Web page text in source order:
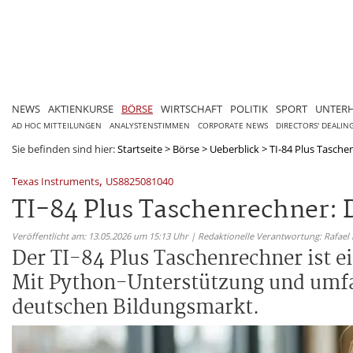
NEWS AKTIENKURSE BÖRSE WIRTSCHAFT POLITIK SPORT
AD HOC MITTEILUNGEN ANALYSTENSTIMMEN CORPORATE NEWS DIRECTORS'
Sie befinden sind hier:Startseite> Börse> Ueberblick>TI-84 Plus
Texas Instruments, US8825081040
TI-84 Plus Taschenrechner:
Veröffentlicht am: 13.05.2026 um 15:13 Uhr | Redaktionelle Verantwortung:
Der TI-84 Plus Taschenrechner ist
Mit Python-Unterstützung und
deutschen Bildungsmarkt.